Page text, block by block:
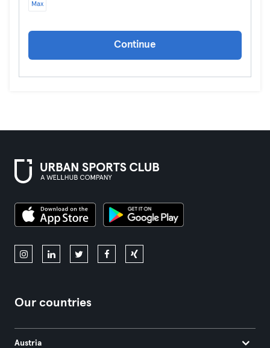
Max
Continue
Our countries
Austria